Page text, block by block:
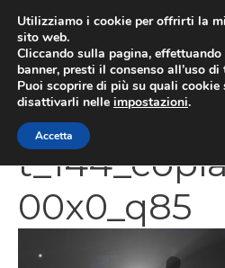
contenuto
00x0_q85
Utilizziamo i cookie per offrirti la
sito web.
Cliccando sulla pagina,
banner, presti il consenso all’uso
Puoi scoprire di più su quali
disattivarli nelle impostazioni.
Accetta